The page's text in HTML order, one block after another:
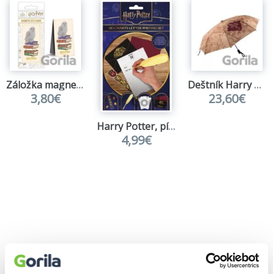
Záložka magnetická Harry Potter Hedviga
3,80€
Harry Potter, písací set Magical Locations DPL12
4,99€
Deštník Harry Potter - Pobertův plánek, mapa
23,60€